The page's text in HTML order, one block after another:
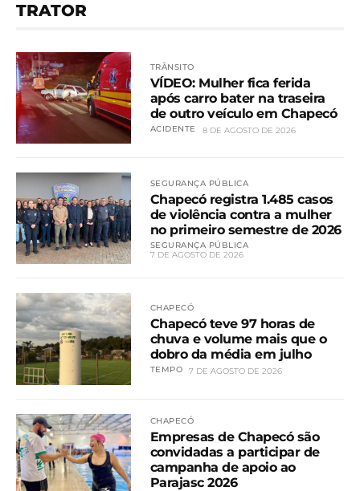
TRATOR
TRÂNSITO
VÍDEO: Mulher fica ferida
após carro bater na traseira
de outro veículo em Chapecó
ACIDENTE 8 DE AGOSTO DE 2026
SEGURANÇA PÚBLICA
Chapecó registra 1.485 casos
de violência contra a mulher
no primeiro semestre de 2026
SEGURANÇA PÚBLICA
7 DE AGOSTO DE 2026
CHAPECÓ
Chapecó teve 97 horas de
chuva e volume mais que o
dobro da média em julho
TEMPO 7 DE AGOSTO DE 2026
CHAPECÓ
Empresas de Chapecó são
convidadas a participar de
campanha de apoio ao
Parajasc 2026